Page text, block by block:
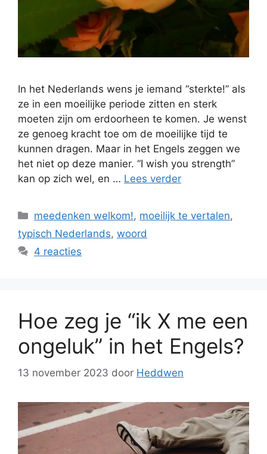
In het Nederlands wens je iemand “sterkte!” als
ze in een moeilijke periode zitten en sterk
moeten zijn om erdoorheen te komen. Je wenst
ze genoeg kracht toe om de moeilijke tijd te
kunnen dragen. Maar in het Engels zeggen we
het niet op deze manier. “I wish you strength”
kan op zich wel, en … Lees verder
Categorieën
meedenken welkom!, moeilijk te vertalen,
typisch Nederlands, woord
4 reacties
Hoe zeg je “ik X me een
ongeluk” in het Engels?
13 november 2023 door Heddwen